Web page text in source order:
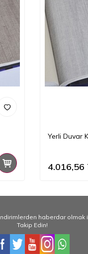
Yerli Duvar
4.016,56
haberdar olmak
Takip Edin!